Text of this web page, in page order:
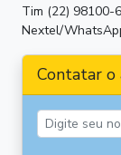
Tim (22) 98100-
Nextel/
Contatar o